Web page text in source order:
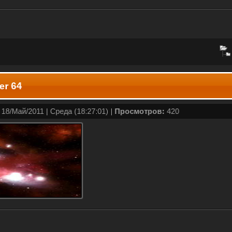
64
18/Май/2011 | Среда (18:27:01) | Просмотров: 420